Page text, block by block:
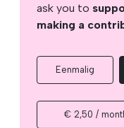
ask you to
making a
Eenmalig
€ 2,50 /